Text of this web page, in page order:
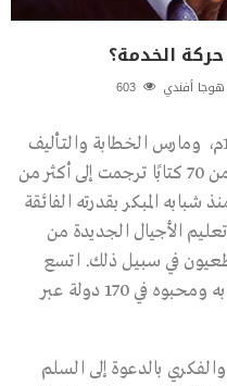
الخدمة؟
هوجا أفندي
كولن هو عالم ومفكر، ولد سنة 1941م، ومارس الخطابة والتأليف
والوعظ طيلة مراحل حياته، له أكثر من 70 كتابًا ترجمت إلى أكثر من
شبابه المبكر بقدرته الفائقة
الأجيال الجديدة من
في سبيل ذلك. اتسع
مدى تأثيره إلى خارج تركيا فانتشر طلابه ومحبوه في 170 دولة عبر
بالدعوة إلى السلم